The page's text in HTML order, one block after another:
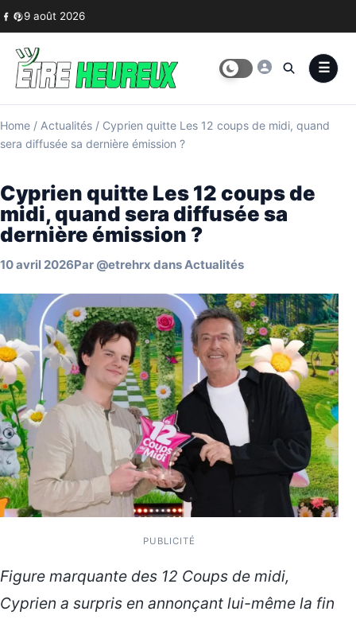
Skip to content
9 août 2026
Home / Actualités / Cyprien quitte Les 12 coups de midi, quand
sera diffusée sa dernière émission ?
Cyprien quitte Les 12 coups de
midi, quand sera diffusée sa
dernière émission ?
10 avril 2026Par @etrehrx dansActualités
PUBLICITÉ
Figure marquante des 12 Coups de midi,
Cyprien a surpris en annonçant lui-même la fin